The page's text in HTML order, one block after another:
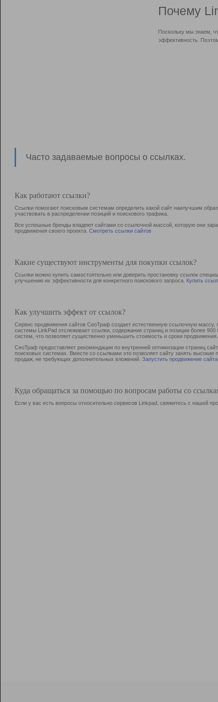
Почему
Поскольку мы знаем,
эффективность.
Часто задаваемые вопросы о ссылках.
Как работают ссылки?
Ссылки помогают поисковым системам определить какой сайт наилучшим
участвовать в раcпределении позиций и поискового трафика.
Все успешные бренды владеют сайтами со ссылочной массой, которую они
продвижения своего проекта. Смотреть ссылки сайтов
Какие существуют инструменты для покупки ссылок?
Ссылки можно купить самостоятельно или доверить простановку ссылок
улучшению их эффективности для конкретного поискового запроса. Купить
Как улучшить эффект от ссылок?
Сервис продвижения сайтов СеоТраф создает естественную ссылочную
системы LinkPad отслеживает ссылки, содержание страниц и позиции более
систем, что позволяет существенно уменьшить стоимость и сроки продвижения.
СеоТраф предоставляет рекомендации по внутренней оптимизации страниц
поисковых системах. Вместе со ссылками это позволяет сайту занять
продаж, не требующих дополнительных вложений. Запустить продвижение сайта
Куда обращаться за помощью по вопросам работы со
Если у вас есть вопросы относительно сервисов Linkpad, свяжитесь с нашей